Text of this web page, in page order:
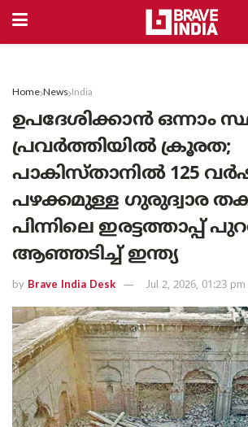
Home News India
ഉപദേശിക്കാൻ ഒന്നാം
പ്രവർത്തിയിൽ ക്രൂരത;
പാകിസ്താനിൽ 125
പഴക്കമുള്ള ഗുരുദ്വാര
പിന്നിലെ ഇരട്ടത്താപ്പ്
ആഞ്ഞടിച്ച് ഇന്ത്യ
by Brave India Desk Jul 2, 2026, 01:23 pm